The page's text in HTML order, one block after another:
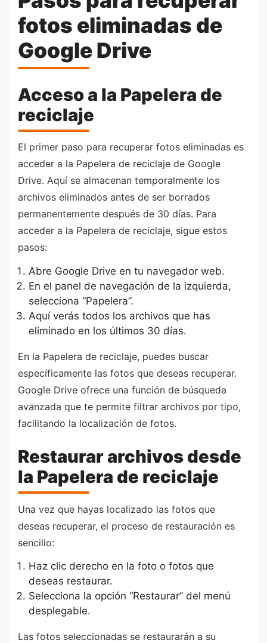
fotos eliminadas de
Google Drive
Acceso a la Papelera de
reciclaje
El primer paso para recuperar fotos eliminadas es
acceder a la Papelera de reciclaje de Google
Drive. Aquí se almacenan temporalmente los
archivos eliminados antes de ser borrados
permanentemente después de 30 días. Para
acceder a la Papelera de reciclaje, sigue estos
pasos:
Abre Google Drive en tu navegador web.
En el panel de navegación de la izquierda,
selecciona “Papelera”.
Aquí verás todos los archivos que has
eliminado en los últimos 30 días.
En la Papelera de reciclaje, puedes buscar
específicamente las fotos que deseas recuperar.
Google Drive ofrece una función de búsqueda
avanzada que te permite filtrar archivos por tipo,
facilitando la localización de fotos.
Restaurar archivos desde
la Papelera de reciclaje
Una vez que hayas localizado las fotos que
deseas recuperar, el proceso de restauración es
sencillo:
Haz clic derecho en la foto o fotos que
deseas restaurar.
Selecciona la opción “Restaurar” del menú
desplegable.
Las fotos seleccionadas se restaurarán a su